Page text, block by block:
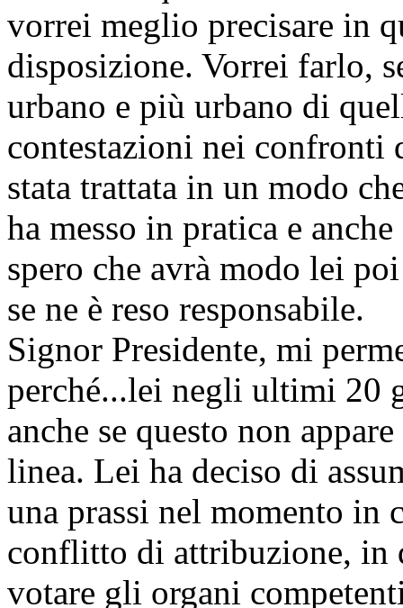
vorrei meglio precisare in
disposizione. Vorrei farlo,
urbano e più urbano di
contestazioni nei confronti
stata trattata in un modo
ha messo in pratica e
spero che avrà modo lei
se ne è reso responsabile.
Signor Presidente, mi
perché...lei negli ultimi 20
anche se questo non
linea. Lei ha deciso di
una prassi nel momento in
conflitto di attribuzione, in
votare gli organi